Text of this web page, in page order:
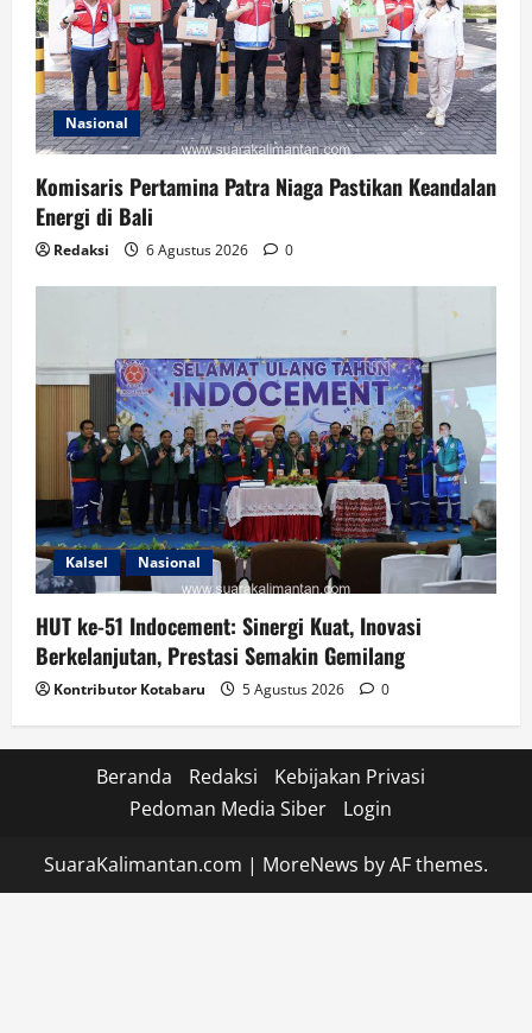
Nasional
Komisaris Pertamina Patra Niaga Pastikan Keandalan
Energi di Bali
Redaksi 6 Agustus 2026 0
Kalsel Nasional
HUT ke-51 Indocement: Sinergi Kuat, Inovasi
Berkelanjutan, Prestasi Semakin Gemilang
Kontributor Kotabaru 5 Agustus 2026 0
Beranda Redaksi
Kebijakan Privasi
Pedoman Media Siber
Login
SuaraKalimantan.com | MoreNews by AF themes.